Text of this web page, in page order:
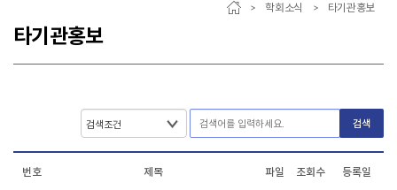
타기관홍보
> 학회소식 > 타기관홍보
검색
번호 제목 파일 조회수 등록일